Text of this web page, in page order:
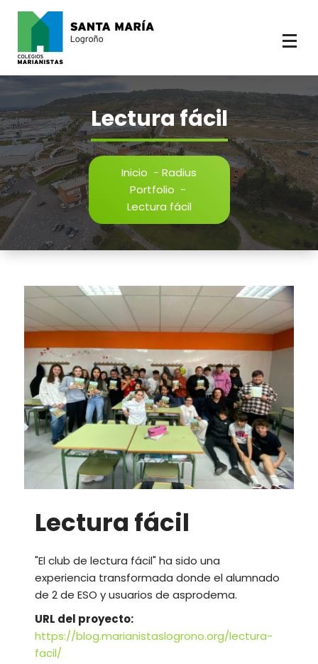
Lectura fácil
Inicio - Radius
Portfolio -
Lectura fácil
Lectura fácil
"El club de lectura fácil" ha sido una
experiencia transformada donde el alumnado
de 2 de ESO y usuarios de asprodema.
URL del proyecto:
https://blog.marianistaslogrono.org/lectura-
facil/